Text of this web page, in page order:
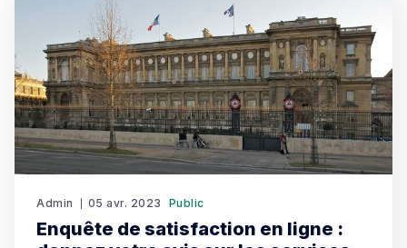
Admin 05 avr. 2023 Public
Enquête de satisfaction en ligne :